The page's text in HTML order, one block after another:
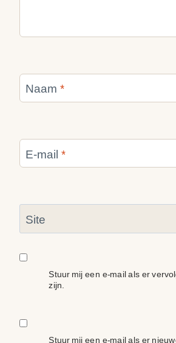
Naam *
E-mail *
Site
Stuur mij een e-mail als er
zijn.
Stuur mij een e-mail als er